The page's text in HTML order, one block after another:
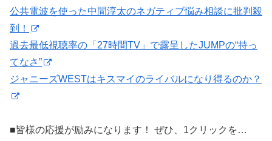
公共電波を使った中間淳太のネガティブ悩み相談に批判殺
到！
過去最低視聴率の「27時間TV」で露呈したJUMPの“持っ
てなさ”
ジャニーズWESTはキスマイのライバルになり得るのか？
■皆様の応援が励みになります！ ぜひ、1クリックを…